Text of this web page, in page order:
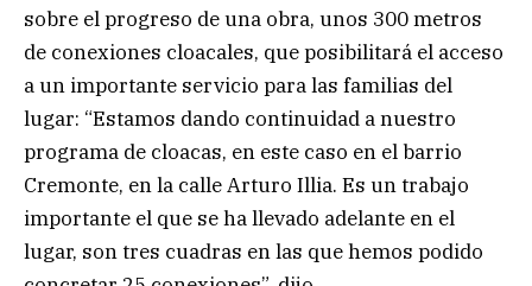
sobre el progreso de una obra, unos 300 metros
de conexiones cloacales, que posibilitará el acceso
a un importante servicio para las familias del
lugar: “Estamos dando continuidad a nuestro
programa de cloacas, en este caso en el barrio
Cremonte, en la calle Arturo Illia. Es un trabajo
importante el que se ha llevado adelante en el
lugar, son tres cuadras en las que hemos podido